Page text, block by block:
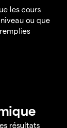
les cours
ou que
résultats